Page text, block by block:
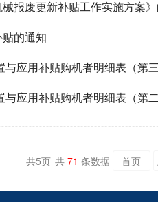
报废更新补贴工作实施方案
的通知
应用补贴购机者明细表（第
应用补贴购机者明细表（第
共5页 共 71 条数据 首页